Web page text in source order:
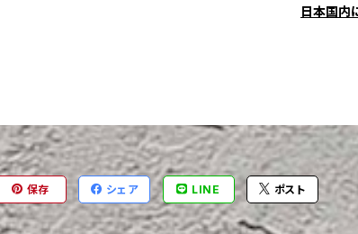
日本国内
保存 シェア LINE ポスト